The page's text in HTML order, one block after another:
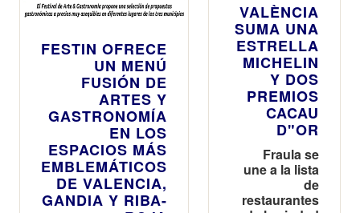
FESTIN OFRECE
UN MENÚ
FUSIÓN DE
ARTES Y
GASTRONOMÍA
EN LOS
ESPACIOS MÁS
EMBLEMÁTICOS
DE VALENCIA,
GANDIA Y RIBA-
VALÈNCIA
SUMA UNA
ESTRELLA
MICHELIN
Y DOS
PREMIOS
CACAU
D"OR
Fraula se
une a la lista
de
restaurantes